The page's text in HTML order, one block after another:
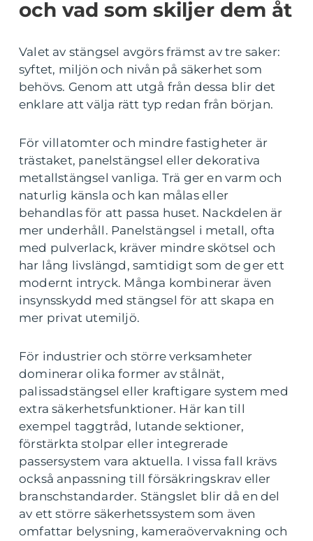
och vad som skiljer dem åt
Valet av stängsel avgörs främst av tre saker:
syftet, miljön och nivån på säkerhet som
behövs. Genom att utgå från dessa blir det
enklare att välja rätt typ redan från början.
För villatomter och mindre fastigheter är
trästaket, panelstängsel eller dekorativa
metallstängsel vanliga. Trä ger en varm och
naturlig känsla och kan målas eller
behandlas för att passa huset. Nackdelen är
mer underhåll. Panelstängsel i metall, ofta
med pulverlack, kräver mindre skötsel och
har lång livslängd, samtidigt som de ger ett
modernt intryck. Många kombinerar även
insynsskydd med stängsel för att skapa en
mer privat utemiljö.
För industrier och större verksamheter
dominerar olika former av stålnät,
palissadstängsel eller kraftigare system med
extra säkerhetsfunktioner. Här kan till
exempel taggtråd, lutande sektioner,
förstärkta stolpar eller integrerade
passersystem vara aktuella. I vissa fall krävs
också anpassning till försäkringskrav eller
branschstandarder. Stängslet blir då en del
av ett större säkerhetssystem som även
omfattar belysning, kameraövervakning och